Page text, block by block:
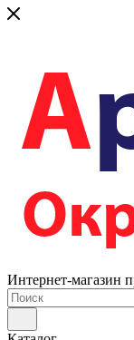
Интернет-магазин